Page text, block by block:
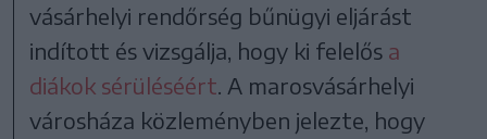
vásárhelyi rendőrség bűnügyi eljárást
indított és vizsgálja, hogy ki felelős a
diákok sérüléséért . A marosvásárhelyi
városháza közleményben jelezte, hogy